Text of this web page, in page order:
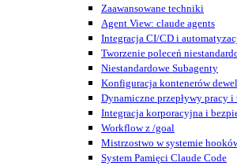
Zaawansowane techniki
Agent View: claude agents
Integracja CI/CD i
Tworzenie poleceń
Niestandardowe Subagenty
Konfiguracja kontenerów
Dynamiczne przepływy pracy i
Integracja korporacyjna i
Workflow z /goal
Mistrzostwo w systemie
System Pamięci Claude Code